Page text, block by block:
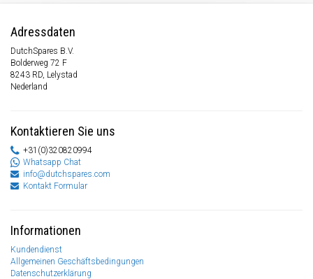
Adressdaten
DutchSpares B.V.
Bolderweg 72 F
8243 RD, Lelystad
Nederland
Kontaktieren Sie uns
+31(0)320820994
Whatsapp Chat
info@dutchspares.com
Kontakt Formular
Informationen
Kundendienst
Allgemeinen Geschäftsbedingungen
Datenschutzerklärung